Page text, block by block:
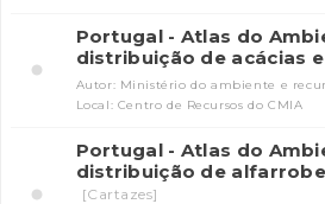
Portugal - Atlas do
distribuição de acácias
Autor: Ministério do ambiente e
Local: Centro de Recursos do CMIA
Portugal - Atlas do
distribuição de
[Cartazes]